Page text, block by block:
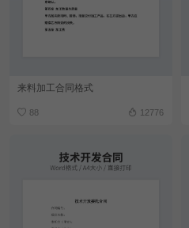
来料加工合同格式
88 12776